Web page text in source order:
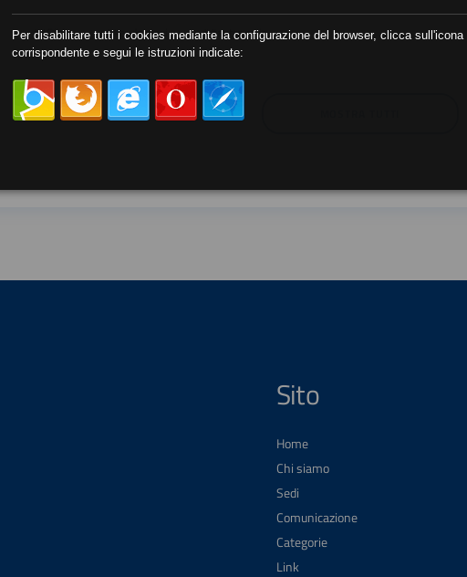
##Gilda ##audoizioni ##autonomia
Sito
Home
Chi siamo
Sedi
Comunicazione
Categorie
Link
Per disabilitare tutti i cookies mediante la configurazione del browser, clicca sull'icona
corrispondente e segui le istruzioni indicate: